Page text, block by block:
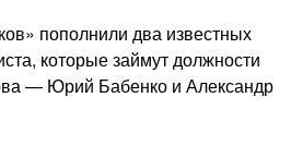
пополнили два известных
которые займут должности
— Юрий Бабенко и Александр